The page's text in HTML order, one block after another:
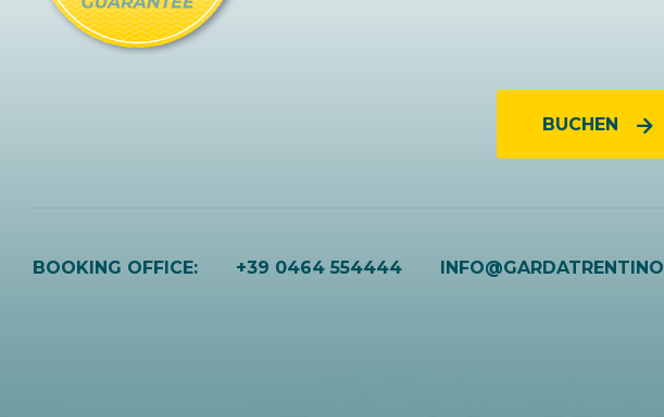
BUCHEN
BOOKING OFFICE: +39 0464 554444